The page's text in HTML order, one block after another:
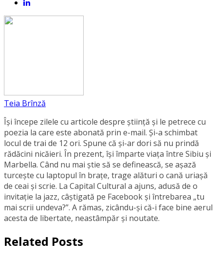
Teia Brînză
Își începe zilele cu articole despre știință și le petrece cu
poezia la care este abonată prin e-mail. Și-a schimbat
locul de trai de 12 ori. Spune că și-ar dori să nu prindă
rădăcini nicăieri. În prezent, își împarte viața între Sibiu și
Marbella. Când nu mai știe să se definească, se aşază
turcește cu laptopul în brațe, trage alături o cană uriașă
de ceai și scrie. La Capital Cultural a ajuns, adusă de o
invitație la jazz, câștigată pe Facebook și întrebarea „tu
mai scrii undeva?”. A rămas, zicându-și că-i face bine aerul
acesta de libertate, neastâmpăr și noutate.
Related Posts